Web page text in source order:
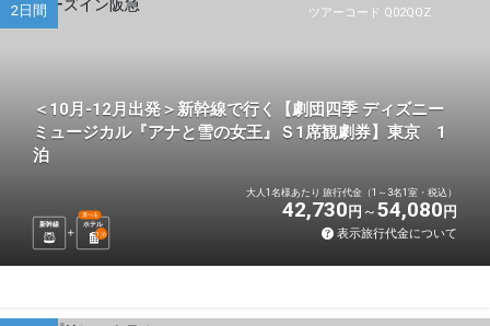
ツアーコード Q02QOZ
2日間
＜10月-12月出発＞新幹線で行く【劇団四季 ディズニー
ミュージカル『アナと雪の女王』Ｓ1席観劇券】東京 1
泊
新幹線 ホテル
選べる
1 泊
大人1名様あたり 旅行代金（1～3名1室・税込）
42,730 円 54,080 円
表示旅行代金について